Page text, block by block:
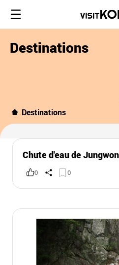
Destinations
Destinations
Chute d'eau de
0 0